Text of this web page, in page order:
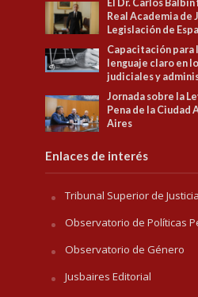
El Dr. Carlos
Real Academia de
Legislación de
Capacitación para
lenguaje claro en
judiciales y
Jornada sobre la
Pena de la Ciudad
Aires
Enlaces de interés
Tribunal Superior de Justicia
Observatorio de Políticas
Observatorio de Género
Jusbaires Editorial